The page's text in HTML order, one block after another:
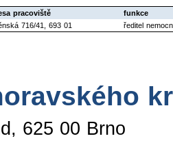
pracoviště
funkce
716/41, 693 01 ředitel
625 00 Brno